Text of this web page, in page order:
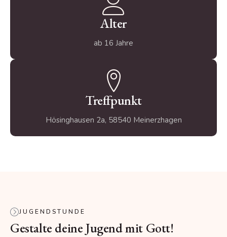
Alter
ab 16 Jahre
Treffpunkt
Hösinghausen 2a, 58540 Meinerzhagen
JUGENDSTUNDE
Gestalte deine Jugend mit Gott!